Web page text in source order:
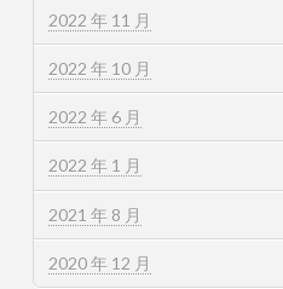
2022 年 11 月
2022 年 10 月
2022 年 6 月
2022 年 1 月
2021 年 8 月
2020 年 12 月